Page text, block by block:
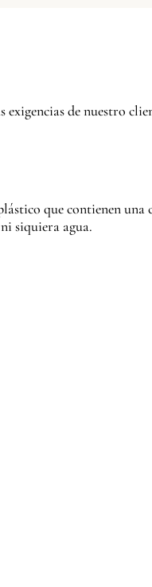
de nuestro
que contienen una
siquiera agua.